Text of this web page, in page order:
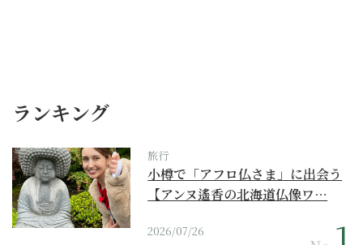
ランキング
旅行
小樽で「アフロ仏さま」に出会う
【アンヌ遙香の北海道仏像ワ…
2026/07/26